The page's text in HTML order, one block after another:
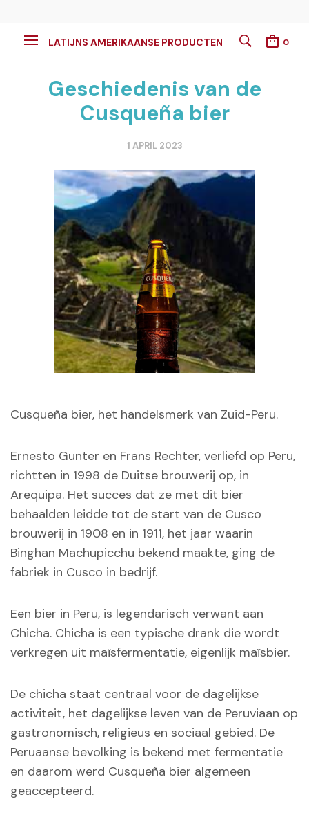
LATIJNS AMERIKAANSE PRODUCTEN 0
Geschiedenis van de
Cusqueña bier
1 APRIL 2023
Cusqueña bier, het handelsmerk van Zuid-Peru.
Ernesto Gunter en Frans Rechter, verliefd op Peru,
richtten in 1998 de Duitse brouwerij op, in
Arequipa. Het succes dat ze met dit bier
behaalden leidde tot de start van de Cusco
brouwerij in 1908 en in 1911, het jaar waarin
Binghan Machupicchu bekend maakte, ging de
fabriek in Cusco in bedrijf.
Een bier in Peru, is legendarisch verwant aan
Chicha. Chicha is een typische drank die wordt
verkregen uit maïsfermentatie, eigenlijk maïsbier.
De chicha staat centraal voor de dagelijkse
activiteit, het dagelijkse leven van de Peruviaan op
gastronomisch, religieus en sociaal gebied. De
Peruaanse bevolking is bekend met fermentatie
en daarom werd Cusqueña bier algemeen
geaccepteerd.